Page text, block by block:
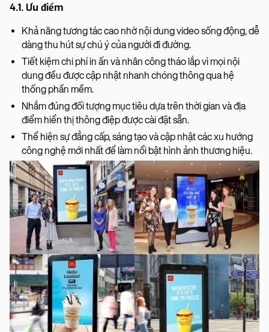
4.1. Ưu điểm
Khả năng tương tác cao nhờ nội dung video sống động, dễ
dàng thu hút sự chú ý của người đi đường.
Tiết kiệm chi phí in ấn và nhân công tháo lắp vì mọi nội
dung đều được cập nhật nhanh chóng thông qua hệ
thống phần mềm.
Nhắm đúng đối tượng mục tiêu dựa trên thời gian và địa
điểm hiển thị thông điệp được cài đặt sẵn.
Thể hiện sự đẳng cấp, sáng tạo và cập nhật các xu hướng
công nghệ mới nhất để làm nổi bật hình ảnh thương hiệu.